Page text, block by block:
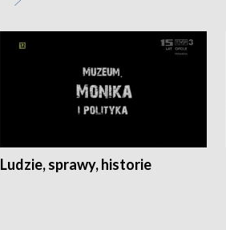
Ludzie, sprawy, historie